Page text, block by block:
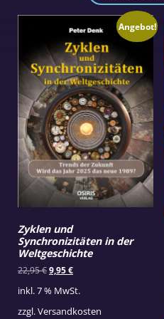
Angebot!
Zyklen und
Synchronizitäten in der
Weltgeschichte
22,95€Ursprünglicher
war:
22,95 €
9,95€Aktueller
ist:
9,95 €.
inkl. 7 % MwSt.
zzgl.Versandkosten